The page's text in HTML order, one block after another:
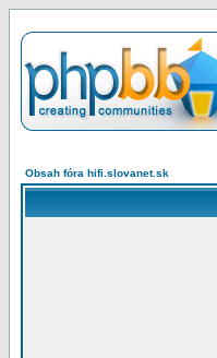
Obsah fóra hifi.slovanet.sk